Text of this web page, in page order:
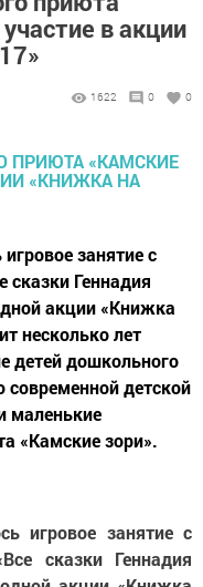
в акции
1622 0 0
занятие с
сказки Геннадия
акции «Книжка
несколько лет
детей дошкольного
современной детской
маленькие
«Камские зори».
игровое занятие с
сказки Геннадия